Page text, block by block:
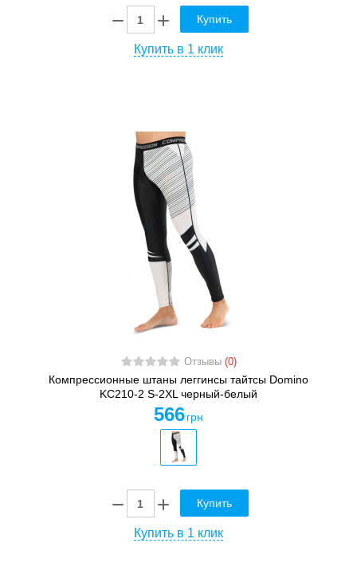
Купить
Купить в 1 клик
Отзывы (0)
Компрессионные штаны леггинсы тайтсы Domino
KC210-2 S-2XL черный-белый
566 грн
Купить
Купить в 1 клик